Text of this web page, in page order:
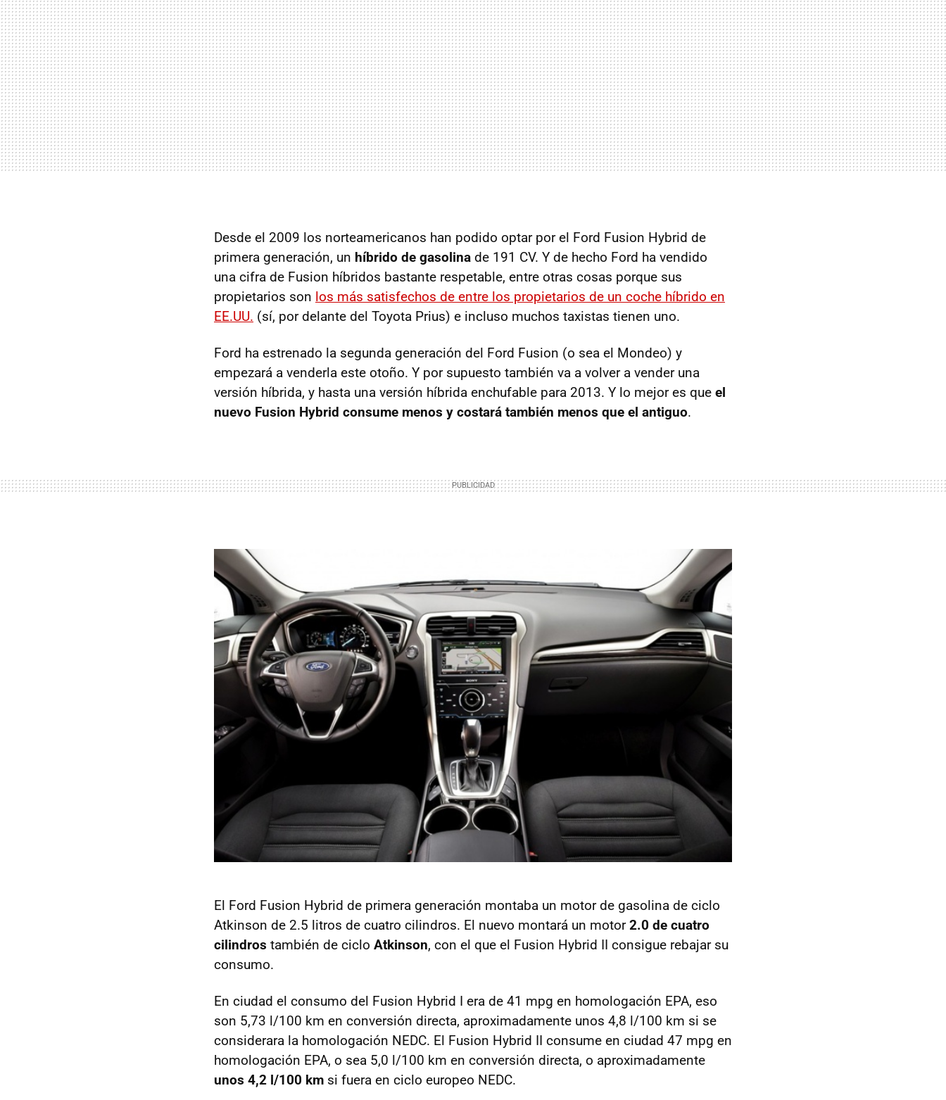
Desde el 2009 los norteamericanos han podido optar por el Ford Fusion Hybrid de
primera generación, un híbrido de gasolina de 191 CV. Y de hecho Ford ha vendido
una cifra de Fusion híbridos bastante respetable, entre otras cosas porque sus
propietarios son los más satisfechos de entre los propietarios de un coche híbrido en
EE.UU. (sí, por delante del Toyota Prius) e incluso muchos taxistas tienen uno.
Ford ha estrenado la segunda generación del Ford Fusion (o sea el Mondeo) y
empezará a venderla este otoño. Y por supuesto también va a volver a vender una
versión híbrida, y hasta una versión híbrida enchufable para 2013. Y lo mejor es que el
nuevo Fusion Hybrid consume menos y costará también menos que el antiguo.
El Ford Fusion Hybrid de primera generación montaba un motor de gasolina de ciclo
Atkinson de 2.5 litros de cuatro cilindros. El nuevo montará un motor2.0 de cuatro
cilindros también de ciclo Atkinson, con el que el Fusion Hybrid II consigue rebajar su
consumo.
En ciudad el consumo del Fusion Hybrid I era de 41 mpg en homologación EPA, eso
son 5,73 l/100 km en conversión directa, aproximadamente unos 4,8 l/100 km si se
considerara la homologación NEDC. El Fusion Hybrid II consume en ciudad 47 mpg en
homologación EPA, o sea 5,0 l/100 km en conversión directa, o aproximadamente
unos 4,2 l/100 km si fuera en ciclo europeo NEDC.